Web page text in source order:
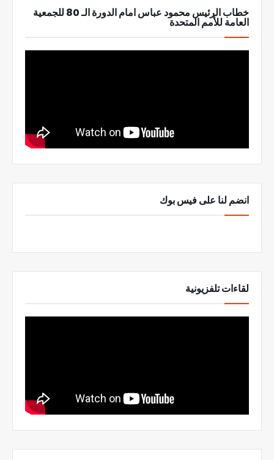
خطاب الرئيس محمود عباس امام الدورة الـ 80 للجمعية
العامة للأمم المتحدة
انضم لنا على فيس بوك
لقاءات تلفزيونية